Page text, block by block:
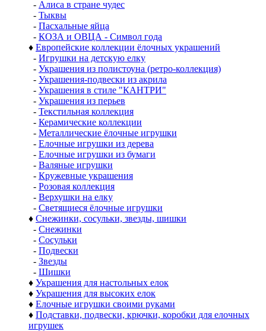
- Алиса в стране чудес
- Тыквы
- Пасхальные яйца
- КОЗА и ОВЦА - Символ года
♦ Европейские коллекции ёлочных украшений
- Игрушки на детскую елку
- Украшения из полистоуна (ретро-коллекция)
- Украшения-подвески из акрила
- Украшения в стиле "КАНТРИ"
- Украшения из перьев
- Текстильная коллекция
- Керамические коллекции
- Металлические ёлочные игрушки
- Елочные игрушки из дерева
- Елочные игрушки из бумаги
- Валяные игрушки
- Кружевные украшения
- Розовая коллекция
- Верхушки на елку
- Светящиеся ёлочные игрушки
♦ Снежинки, сосульки, звезды, шишки
- Снежинки
- Сосульки
- Подвески
- Звезды
- Шишки
♦ Украшения для настольных елок
♦ Украшения для высоких елок
♦ Елочные игрушки своими руками
♦ Подставки, подвески, крючки, коробки для елочных
игрушек